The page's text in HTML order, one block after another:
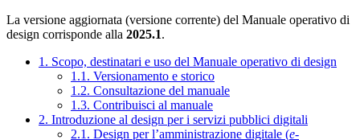
La versione aggiornata (versione corrente) del Manuale operativo di
design corrisponde alla 2025.1.
1. Scopo, destinatari e uso del Manuale operativo di design
1.1. Versionamento e storico
1.2. Consultazione del manuale
1.3. Contribuisci al manuale
2. Introduzione al design per i servizi pubblici digitali
2.1. Design per l’amministrazione digitale (e-